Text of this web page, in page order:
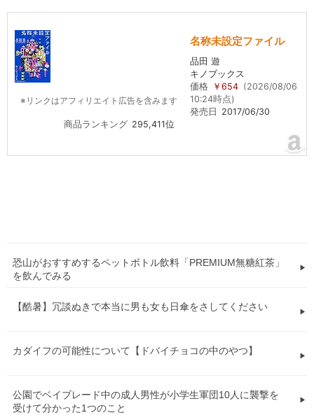
※リンクはアフィリエイト広告を含みます
名称未設定ファイル
品田 遊
キノブックス
価格 ￥654 (2026/08/06
10:24時点)
発売日
2017/06/30
商品ランキング 295,411位
恐山がおすすめするペットボトル飲料「PREMIUM無糖紅茶」
を飲んでみる
【酷暑】冗談ぬきで本当に男も女も日傘をさしてください
カダイフの可能性について【ドバイチョコの中のやつ】
公園でベイブレード中の成人男性が小学生軍団10人に襲撃を
受けて分かった1つのこと